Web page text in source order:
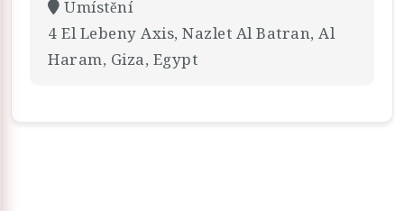
Umístění
4 El Lebeny Axis, Nazlet Al Batran, Al
Haram, Giza, Egypt